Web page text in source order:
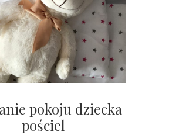
pokoju dziecka
– pościel